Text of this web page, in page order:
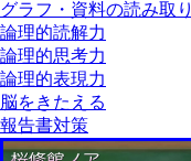
グラフ・資料の読み取り
論理的読解力
論理的思考力
論理的表現力
脳をきたえる
報告書対策